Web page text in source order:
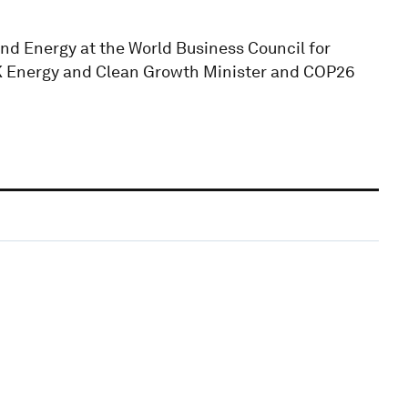
Energy at the World Business Council for
and Clean Growth Minister and COP26